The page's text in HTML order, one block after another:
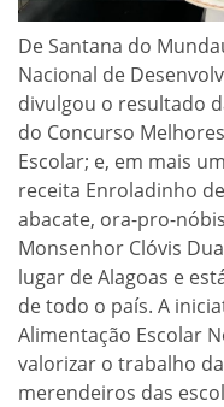
De Santana do
Nacional de
divulgou o resultado
do Concurso
Escolar; e, em mais
receita Enroladinho
abacate, ora-pro-
Monsenhor Clóvis
lugar de Alagoas e
de todo o país. A
Alimentação Escolar
valorizar o trabalho
merendeiros das